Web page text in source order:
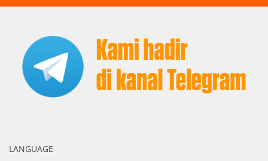
LANGUAGE